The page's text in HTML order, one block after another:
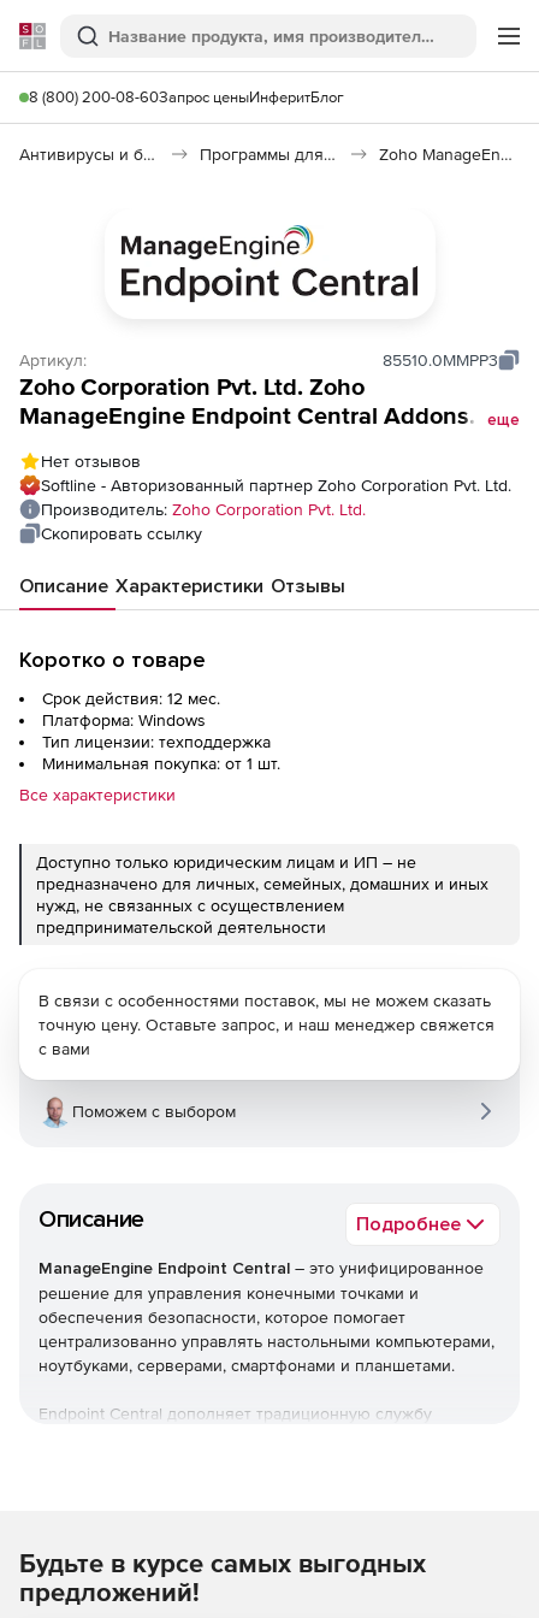
Softline
Поиск
8 (800) 200-08-60Запрос ценыИнферитБлог
Антивирусы и безопасность Программы для защиты информации Zoho ManageEngine Endpoint Central
Артикул: 85510.0MMPP3
Zoho Corporation Pvt. Ltd. Zoho
ManageEngine Endpoint Central Addons
Model Malware Protection Addon), fee for
250 Workstations
еще
Нет отзывов
Softline - Авторизованный партнер Zoho Corporation Pvt. Ltd.
Производитель: Zoho Corporation Pvt. Ltd.
Скопировать ссылку
Описание Характеристики Отзывы
Коротко о товаре
Срок действия: 12 мес.
Платформа: Windows
Тип лицензии: техподдержка
Минимальная покупка: от 1 шт.
Все характеристики
Доступно только юридическим лицам и ИП – не
предназначено для личных, семейных, домашних и иных
нужд, не связанных с осуществлением
предпринимательской деятельности
Описание Подробнее
ManageEngine Endpoint Central – это унифицированное
решение для управления конечными точками и
обеспечения безопасности, которое помогает
централизованно управлять настольными компьютерами,
ноутбуками, серверами, смартфонами и планшетами.
Endpoint Central дополняет традиционную службу
образов и развертывание ОС. Кроме того,решение
позволяет управлять активами и лицензиями на ПО,
отслеживать статистику использования ПО, управлять
В связи с особенностями поставок, мы не можем сказать
точную цену. Оставьте запрос, и наш менеджер свяжется
с вами
Поможем с выбором
Будьте в курсе самых выгодных
предложений!